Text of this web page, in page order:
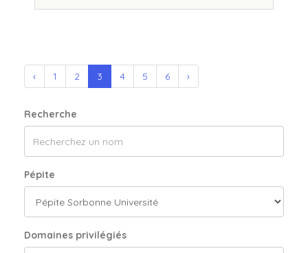
‹ 1 2 3 4 5 6 ›
Recherche
Pépite
Domaines privilégiés